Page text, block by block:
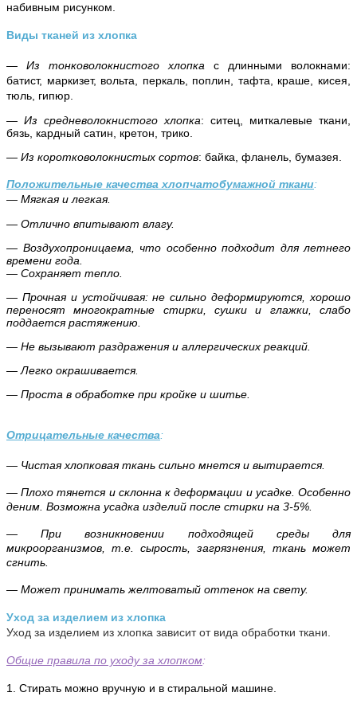
набивным рисунком.
Виды тканей из хлопка
— Из тонковолокнистого хлопка с длинными волокнами:
батист, маркизет, вольта, перкаль, поплин, тафта, краше, кисея,
тюль, гипюр.
— Из средневолокнистого хлопка: ситец, миткалевые ткани,
бязь, кардный сатин, кретон, трико.
— Из коротковолокнистых сортов: байка, фланель, бумазея.
Положительные качества хлопчатобумажной ткани:
— Мягкая и легкая.
— Отлично впитывают влагу.
— Воздухопроницаема, что особенно подходит для летнего
времени года.
— Сохраняет тепло.
— Прочная и устойчивая: не сильно деформируются, хорошо
переносят многократные стирки, сушки и глажки, слабо
поддается растяжению.
— Не вызывают раздражения и аллергических реакций.
— Легко окрашивается.
— Проста в обработке при кройке и шитье.
Отрицательные качества:
— Чистая хлопковая ткань сильно мнется и вытирается.
— Плохо тянется и склонна к деформации и усадке. Особенно
деним. Возможна усадка изделий после стирки на 3-5%.
— При возникновении подходящей среды для
микроорганизмов, т.е. сырость, загрязнения, ткань может
сгнить.
— Может принимать желтоватый оттенок на свету.
Уход за изделием из хлопка
Уход за изделием из хлопка зависит от вида обработки ткани.
Общие правила по уходу за хлопком:
1. Стирать можно вручную и в стиральной машине.